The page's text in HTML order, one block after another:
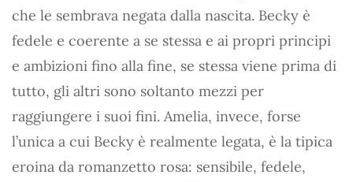
che le sembrava negata dalla nascita. Becky è
fedele e coerente a se stessa e ai propri principi
e ambizioni fino alla fine, se stessa viene prima di
tutto, gli altri sono soltanto mezzi per
raggiungere i suoi fini. Amelia, invece, forse
l’unica a cui Becky è realmente legata, è la tipica
eroina da romanzetto rosa: sensibile, fedele,